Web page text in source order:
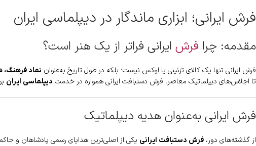
فرش ایرانی؛ ابزاری ماندگار در دیپلماسی ایران
مقدمه: چرا فرش ایرانی فراتر از یک هنر است؟
فرش ایرانی تنها یک کالای تزئینی یا لوکس نیست؛ بلکه در طول تاریخ به‌عنوان نماد فرهنگ،
تا اجلاس‌های دیپلماتیک معاصر، فرش دستبافت ایرانی همواره در خدمت دیپلماسی ایران
فرش ایرانی به‌عنوان هدیه دیپلماتیک
از گذشته‌های دور، فرش دستبافت ایرانی یکی از اصلی‌ترین هدایای رسمی پادشاهان و